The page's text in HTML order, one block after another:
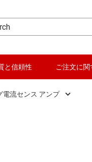
と信頼性 ご注文に
電流センス アンプ